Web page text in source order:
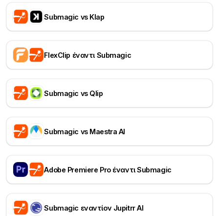
Submagic vs Klap
FlexClip έναντι Submagic
Submagic vs Qlip
Submagic vs Maestra AI
Adobe Premiere Pro έναντι Submagic
Submagic εναντίον Jupitrr AI